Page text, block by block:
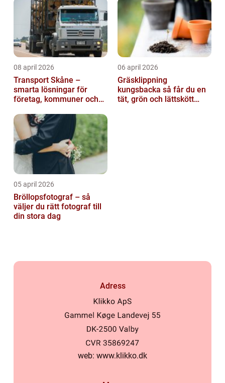
08 april 2026
Transport Skåne –
smarta lösningar för
företag, kommuner och
06 april 2026
Gräsklippning
kungsbacka så får du en
tät, grön och lättskött
05 april 2026
Bröllopsfotograf – så
väljer du rätt fotograf till
din stora dag
Adress
web: www.klikko.dk